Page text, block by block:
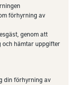
förhyrning av
genom att
och hämtar uppgifter
din förhyrning av